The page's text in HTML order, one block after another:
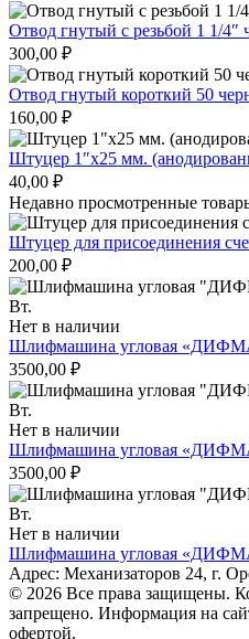
Отвод гнутый с резьбой 1 1/4″
300,00 ₽
Отвод гнутый короткий 50
160,00 ₽
Штуцер 1″х25 мм.
40,00 ₽
Недавно просмотренные
Штуцер для присоединения
200,00 ₽
Нет в наличии
Шлифмашина угловая
3500,00 ₽
Нет в наличии
Шлифмашина угловая
3500,00 ₽
Нет в наличии
Шлифмашина угловая
Адрес: Механизаторов 24, г.
© 2026 Все права защищены.
запрещено. Информация на
офертой.